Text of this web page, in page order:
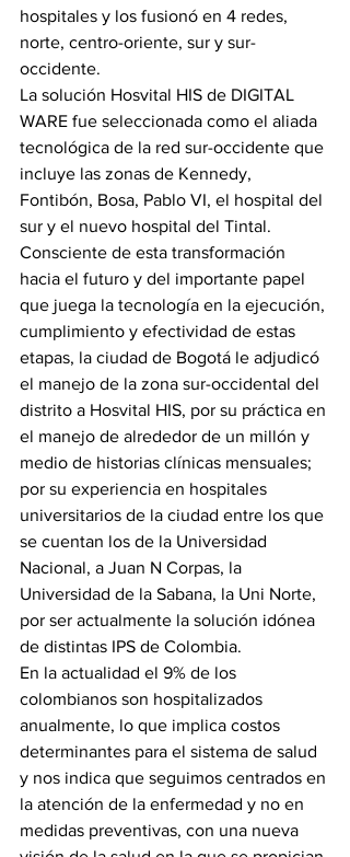
hospitales y los fusionó en 4 redes,
norte, centro-oriente, sur y sur-
occidente.
La solución Hosvital HIS de DIGITAL
WARE fue seleccionada como el aliada
tecnológica de la red sur-occidente que
incluye las zonas de Kennedy,
Fontibón, Bosa, Pablo VI, el hospital del
sur y el nuevo hospital del Tintal.
Consciente de esta transformación
hacia el futuro y del importante papel
que juega la tecnología en la ejecución,
cumplimiento y efectividad de estas
etapas, la ciudad de Bogotá le adjudicó
el manejo de la zona sur-occidental del
distrito a Hosvital HIS, por su práctica en
el manejo de alrededor de un millón y
medio de historias clínicas mensuales;
por su experiencia en hospitales
universitarios de la ciudad entre los que
se cuentan los de la Universidad
Nacional, a Juan N Corpas, la
Universidad de la Sabana, la Uni Norte,
por ser actualmente la solución idónea
de distintas IPS de Colombia.
En la actualidad el 9% de los
colombianos son hospitalizados
anualmente, lo que implica costos
determinantes para el sistema de salud
y nos indica que seguimos centrados en
la atención de la enfermedad y no en
medidas preventivas, con una nueva